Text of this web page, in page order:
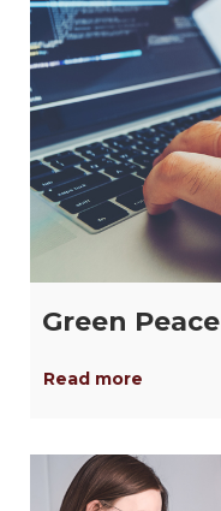
Green Peace
Read more